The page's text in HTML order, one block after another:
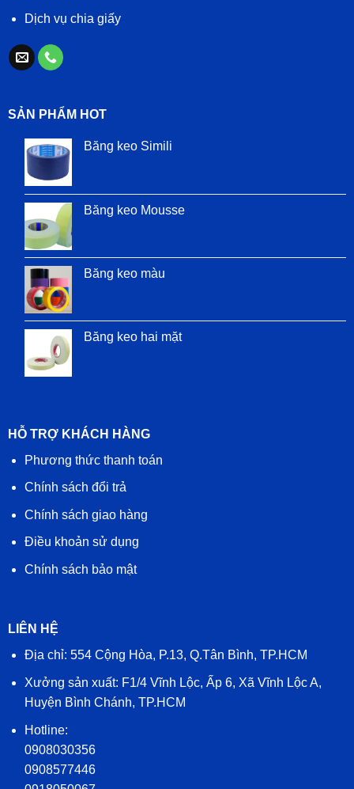
Dịch vụ chia giấy
SẢN PHẨM HOT
Băng keo Simili
Băng keo Mousse
Băng keo màu
Băng keo hai mặt
HỖ TRỢ KHÁCH HÀNG
Phương thức thanh toán
Chính sách đổi trả
Chính sách giao hàng
Điều khoản sử dụng
Chính sách bảo mật
LIÊN HỆ
Địa chỉ: 554 Cộng Hòa, P.13, Q.Tân Bình, TP.HCM
Xưởng sản xuất: F1/4 Vĩnh Lộc, Ấp 6, Xã Vĩnh Lộc A,
Huyện Bình Chánh, TP.HCM
Hotline:
0908030356
0908577446